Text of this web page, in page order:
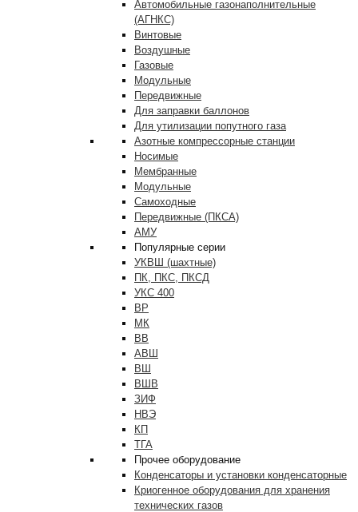
Автомобильные газонаполнительные
(АГНКС)
Винтовые
Воздушные
Газовые
Модульные
Передвижные
Для заправки баллонов
Для утилизации попутного газа
Азотные компрессорные станции
Носимые
Мембранные
Модульные
Самоходные
Передвижные (ПКСА)
АМУ
Популярные серии
УКВШ (шахтные)
ПК, ПКС, ПКСД
УКС 400
ВР
МК
ВВ
АВШ
ВШ
ВШВ
ЗИФ
НВЭ
КП
ТГА
Прочее оборудование
Конденсаторы и установки конденсаторные
Криогенное оборудования для хранения
технических газов